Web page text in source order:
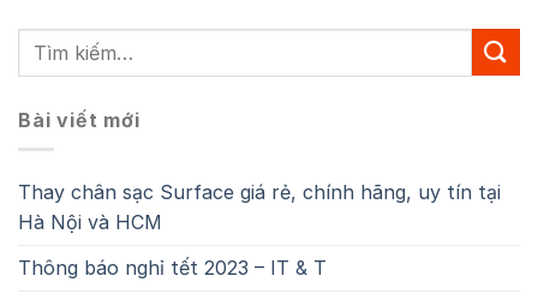
Bài viết mới
Thay chân sạc Surface giá rẻ, chính hãng, uy tín tại
Hà Nội và HCM
Thông báo nghỉ tết 2023 – IT & T